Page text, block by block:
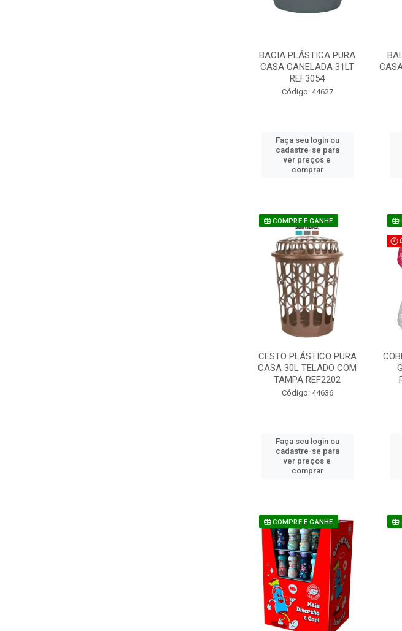
BACIA PLÁSTICA PURA
CASA CANELADA 31LT
REF3054
Código: 44627
Faça seu login ou
cadastre-se para
ver preços e
comprar
COMPRE E GANHE
CESTO PLÁSTICO PURA
CASA 30L TELADO COM
TAMPA REF2202
Código: 44636
Faça seu login ou
cadastre-se para
ver preços e
comprar
COMPRE E GANHE